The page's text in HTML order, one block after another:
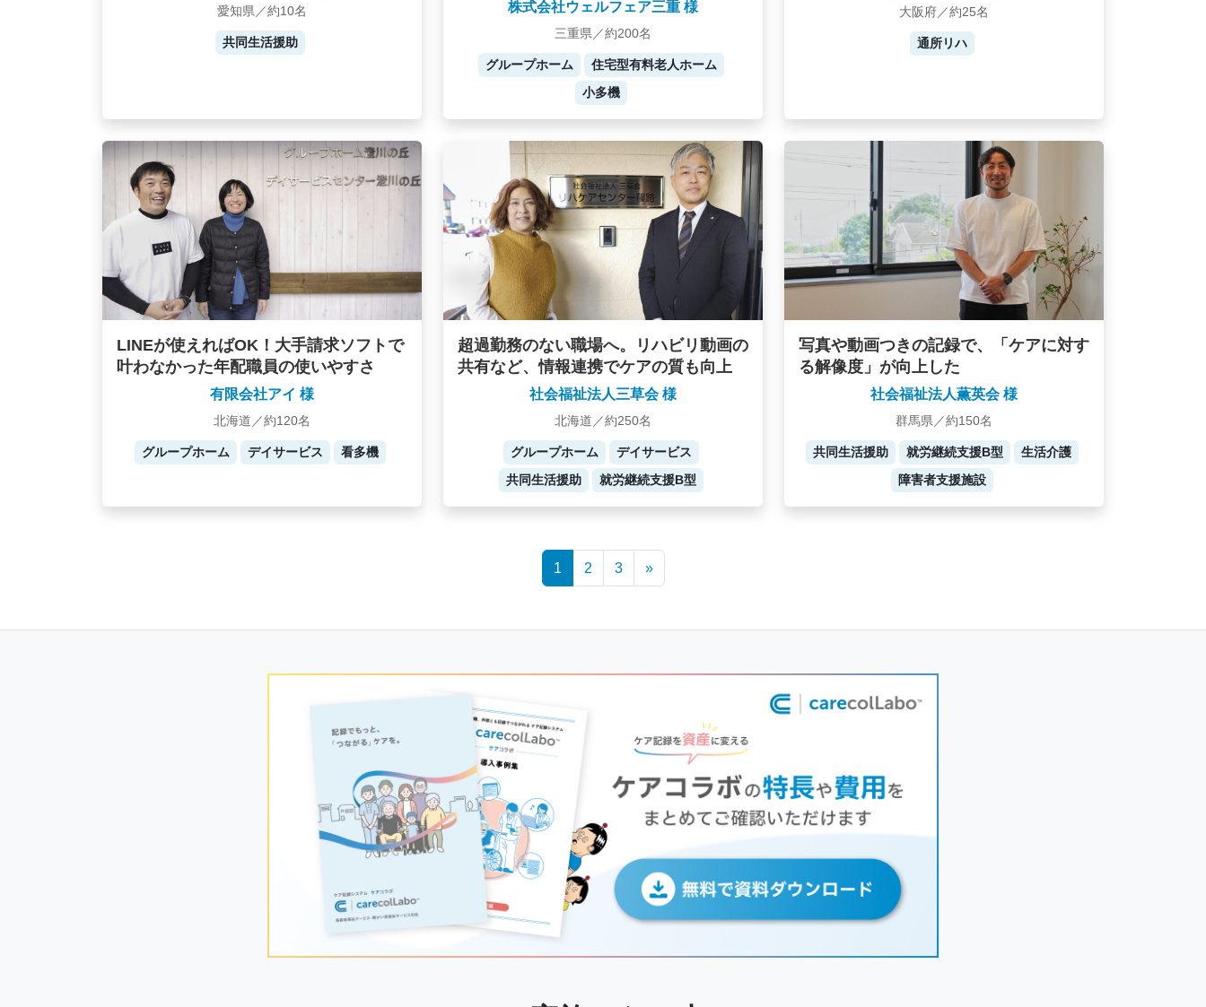
愛知県／約10名
共同生活援助
株式会社ウェルフェア三重 様
三重県／約200名
グループホーム
住宅型有料老人ホーム
小多機
大阪府／約25名
通所リハ
LINEが使えればOK！大手請求ソフトで
叶わなかった年配職員の使いやすさ
有限会社アイ 様
北海道／約120名
グループホーム デイサービス 看多機
超過勤務のない職場へ。リハビリ動画の
共有など、情報連携でケアの質も向上
社会福祉法人三草会 様
北海道／約250名
グループホーム
デイサービス
共同生活援助
就労継続支援B型
写真や動画つきの記録で、「ケアに対す
る解像度」が向上した
社会福祉法人薫英会 様
群馬県／約150名
共同生活援助 就労継続支援B型
生活介護
障害者支援施設
1 2 3 »